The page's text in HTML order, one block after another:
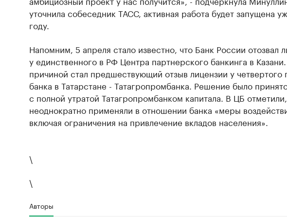
уточнила собеседник ТАСС, активная работа будет запущена
году.
Напомним, 5 апреля стало известно, что Банк России отозвал
у единственного в РФ Центра партнерского банкинга в
причиной стал предшествующий отзыв лицензии у четвертого
банка в Татарстане - Татагропромбанка. Решение было
с полной утратой Татагропромбанком капитала. В ЦБ
неоднократно применяли в отношении банка «меры
включая ограничения на привлечение вкладов населения».
\
\
Авторы